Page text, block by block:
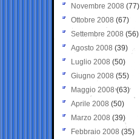
Novembre 2008 (77)
Ottobre 2008 (67)
Settembre 2008 (56)
Agosto 2008 (39)
Luglio 2008 (50)
Giugno 2008 (55)
Maggio 2008(63)
Aprile 2008 (50)
Marzo 2008 (39)
Febbraio 2008 (35)